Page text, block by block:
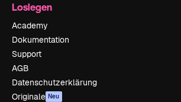
Loslegen
Academy
Dokumentation
Support
AGB
Datenschutzerklärung
Originale Neu